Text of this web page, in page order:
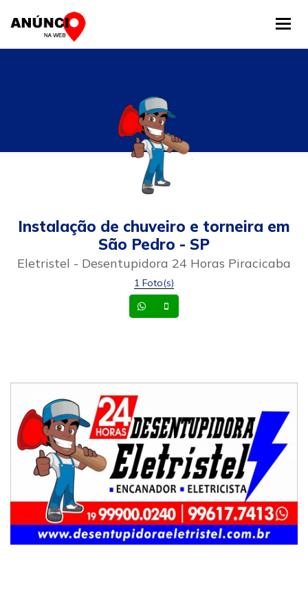
Instalação de chuveiro e torneira em
São Pedro - SP
Eletristel - Desentupidora 24 Horas Piracicaba
1 Foto(s)
Whatsapp